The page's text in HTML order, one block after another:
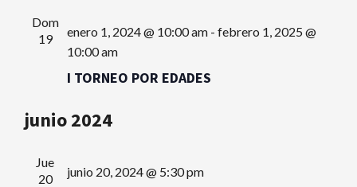
y
Dom
19
I TORNEO POR EDADES
enero 1, 2024 @ 10:00 am- febrero 1, 2025 @
10:00 am
junio 2024
Jue
20
junio 20, 2024 @ 5:30 pm